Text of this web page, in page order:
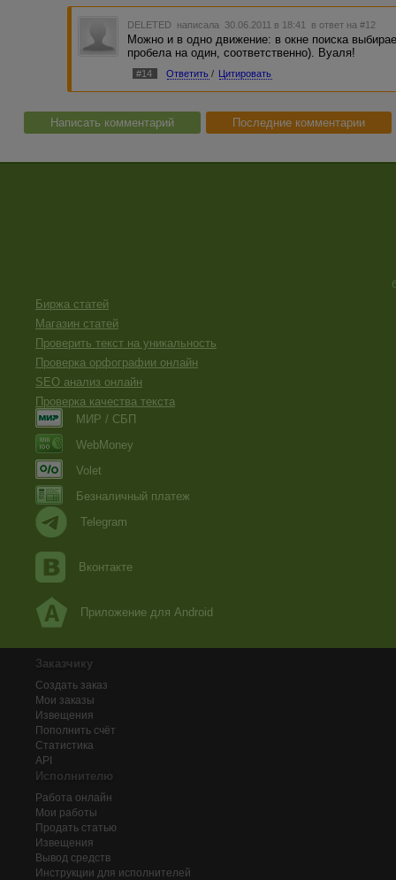
DELETED написала 30.06.2011 в 18:41 в ответ на #12
Можно и в одно движение: в окне поиска
пробела на один, соответственно). Вуаля!
#14 Ответить / Цитировать
Написать комментарий Последние комментарии
Биржа статей
Магазин статей
Проверить текст на уникальность
Проверка орфографии онлайн
SEO анализ онлайн
Проверка качества текста
МИР / СБП
WebMoney
Volet
Безналичный платеж
Telegram
Вконтакте
Приложение для Android
Заказчику
Создать заказ
Мои заказы
Извещения
Пополнить счёт
Статистика
API
Исполнителю
Работа онлайн
Мои работы
Продать статью
Извещения
Вывод средств
Инструкции для исполнителей